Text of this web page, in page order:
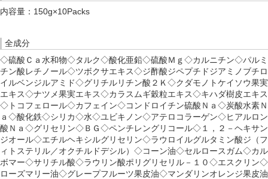
内容量：150g×10Packs
全成分
◇硫酸Ｃａ水和物◇タルク◇酸化亜鉛◇硫酸Ｍｇ◇カルニチン◇パルミ
チン酸レチノール◇ツボクサエキス◇ジ酢酸ジペプチドジアミノブチロ
イルベンジルアミド◇グリチルリチン酸２Ｋ◇クダモノトケイソウ果実
エキス◇ナツメ果実エキス◇カラスムギ穀粒エキス◇キハダ樹皮エキス
◇トコフェロール◇カフェイン◇コンドロイチン硫酸Ｎａ◇炭酸水素Ｎ
ａ◇酸化鉄◇シリカ◇水◇ユビキノン◇アテロコラーゲン◇ヒアルロン
酸Ｎａ◇グリセリン◇ＢＧ◇ペンチレングリコール◇１，２－ヘキサン
ジオール◇エチルヘキシルグリセリン◇ラウロイルグルタミン酸ジ（フ
ィトステリル／オクチルドデシル）◇コーン油◇セルロースガム◇カル
ボマー◇サリチル酸◇ラウリン酸ポリグリセリル－１０◇エスクリン◇
ローズマリー油◇グレープフルーツ果皮油◇マンダリンオレンジ果皮油